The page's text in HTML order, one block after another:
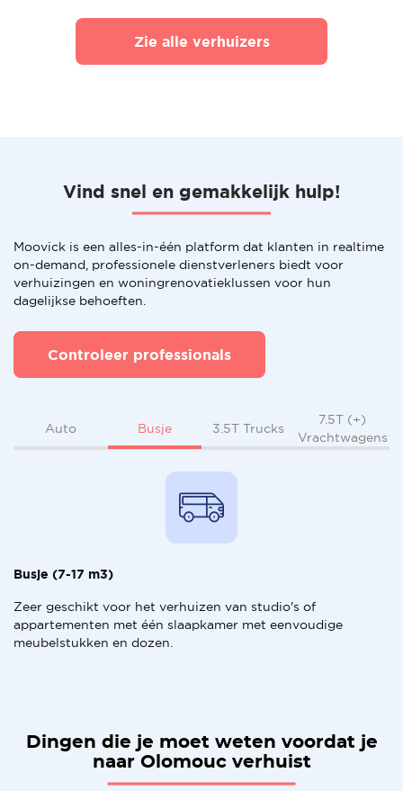
Zie alle verhuizers
Vind snel en gemakkelijk hulp!
Moovick is een alles-in-één platform dat klanten in realtime
on-demand, professionele dienstverleners biedt voor
verhuizingen en woningrenovatieklussen voor hun
dagelijkse behoeften.
Controleer professionals
Auto Busje 3.5T Trucks
7.5T (+)
Vrachtwagens
Busje (7-17 m3)
Zeer geschikt voor het verhuizen van studio's of
appartementen met één slaapkamer met eenvoudige
meubelstukken en dozen.
Dingen die je moet weten voordat je
naar Olomouc verhuist